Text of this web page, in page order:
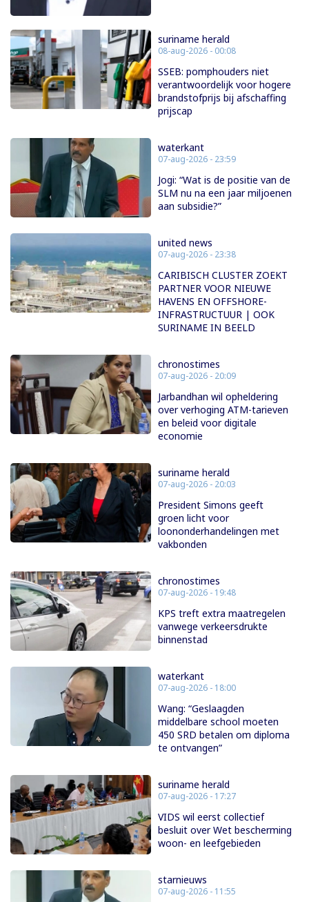
suriname herald
08-aug-2026 - 00:08
SSEB: pomphouders niet
verantwoordelijk voor hogere
brandstofprijs bij afschaffing
prijscap
waterkant
07-aug-2026 - 23:59
Jogi: “Wat is de positie van de
SLM nu na een jaar miljoenen
aan subsidie?”
united news
07-aug-2026 - 23:38
CARIBISCH CLUSTER ZOEKT
PARTNER VOOR NIEUWE
HAVENS EN OFFSHORE-
INFRASTRUCTUUR | OOK
SURINAME IN BEELD
chronostimes
07-aug-2026 - 20:09
Jarbandhan wil opheldering
over verhoging ATM-tarieven
en beleid voor digitale
economie
suriname herald
07-aug-2026 - 20:03
President Simons geeft
groen licht voor
loononderhandelingen met
vakbonden
chronostimes
07-aug-2026 - 19:48
KPS treft extra maatregelen
vanwege verkeersdrukte
binnenstad
waterkant
07-aug-2026 - 18:00
Wang: “Geslaagden
middelbare school moeten
450 SRD betalen om diploma
te ontvangen”
suriname herald
07-aug-2026 - 17:27
VIDS wil eerst collectief
besluit over Wet bescherming
woon- en leefgebieden
starnieuws
07-aug-2026 - 11:55